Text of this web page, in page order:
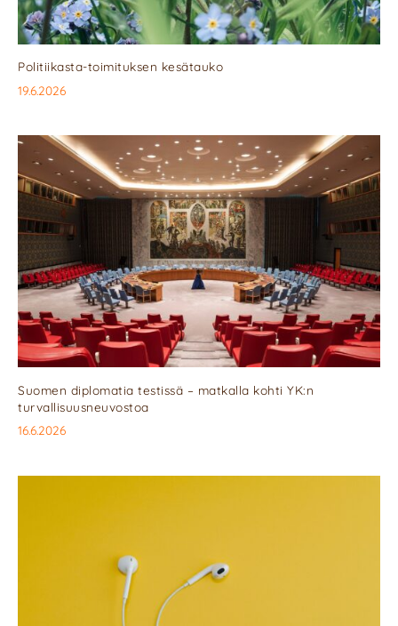
Politiikasta-toimituksen kesätauko
19.6.2026
Suomen diplomatia testissä – matkalla kohti YK:n
turvallisuusneuvostoa
16.6.2026